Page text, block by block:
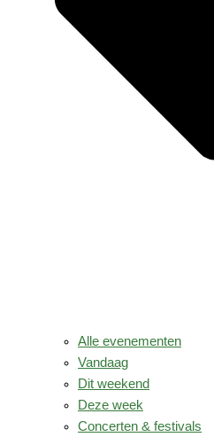
Alle evenementen
Vandaag
Dit weekend
Deze week
Concerten & festivals